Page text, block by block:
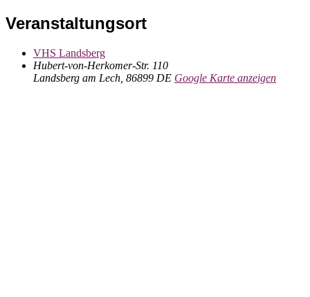
Veranstaltungsort
VHS Landsberg
Hubert-von-Herkomer-Str. 110
Landsberg am Lech 86899 DE Google Karte anzeigen